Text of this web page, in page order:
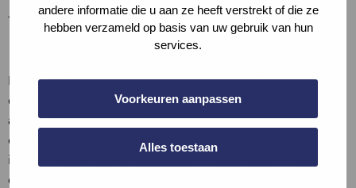
andere informatie die u aan ze heeft verstrekt of die ze
hebben verzameld op basis van uw gebruik van hun
services.
Voorkeuren aanpassen
Alles toestaan
–
Beschrijf de situatie. Indien mogelijk maak een foto tijdens
de opname van het installatiesysteem, lever een
aankoopfactuur aan met product specificaties of voor de
ontwerpberekening voldoen omgevingsvergunning
installatietekeningen. Voeg deze bij de bijlages bij de vraag
of een apart document en verwijs hierna.